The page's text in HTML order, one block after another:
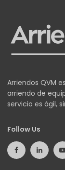
Arriendos QVM
arriendo de
servicio es ágil,
Follow Us